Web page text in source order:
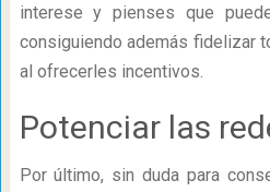
interese y pienses que
consiguiendo además fidelizar
al ofrecerles incentivos.
Potenciar las
Por último, sin duda para